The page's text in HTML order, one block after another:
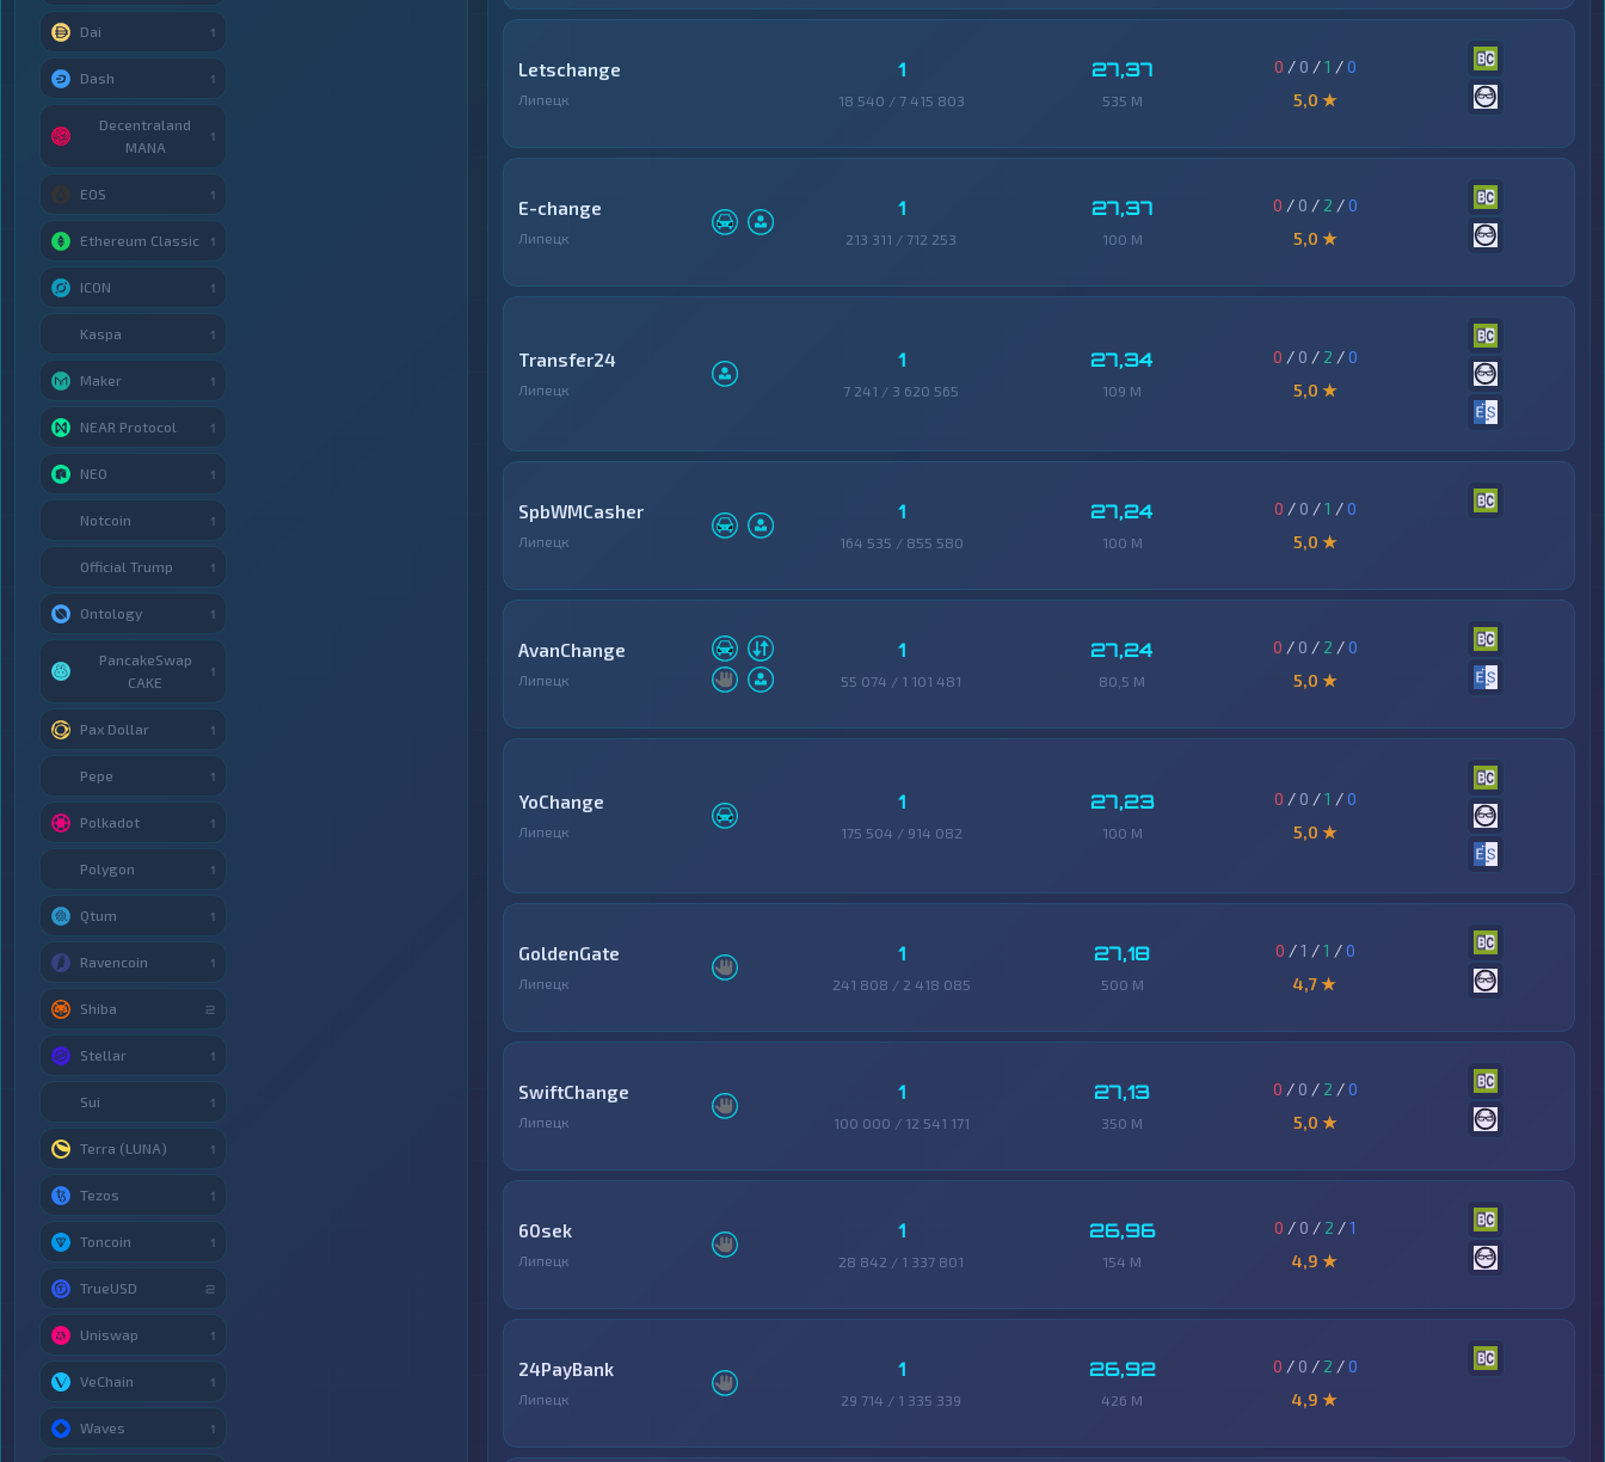
Letschange
Липецк
1
18 540 / 7 415 803
27,37
535 M
0 / 0 /1 /0
5,0 ★
E-change
Липецк
1
213 311 / 712 253
27,37
100 M
0 / 0 / 2 /0
5,0 ★
Transfer24
Липецк
1
7 241 / 3 620 565
27,34
109 M
0 / 0 / 2 /0
5,0 ★
SpbWMCasher
Липецк
1
164 535 / 855 580
27,24
100 M
0 / 0 /1 /0
5,0 ★
AvanChange
Липецк
1
55 074 / 1 101 481
27,24
80,5 M
0 / 0 / 2 /0
5,0 ★
YoChange
Липецк
1
175 504 / 914 082
27,23
100 M
0 / 0 /1 /0
5,0 ★
GoldenGate
Липецк
1
241 808 / 2 418 085
27,18
500 M
0 /1 /1 /0
4,7 ★
SwiftChange
Липецк
1
100 000 / 12 541 171
27,13
350 M
0 / 0 / 2 /0
5,0 ★
60sek
Липецк
1
28 842 / 1 337 801
26,96
154 M
0 / 0 / 2 /1
4,9 ★
24PayBank
Липецк
1
29 714 / 1 335 339
26,92
426 M
0 / 0 / 2 /0
4,9 ★
Dai 1
Dash 1
Decentraland
MANA
1
EOS 1
Ethereum Classic 1
ICON 1
Kaspa 1
Maker 1
NEAR Protocol 1
NEO 1
Notcoin 1
Official Trump 1
Ontology 1
PancakeSwap
CAKE
1
Pax Dollar 1
Pepe 1
Polkadot 1
Polygon 1
Qtum 1
Ravencoin 1
Shiba 2
Stellar 1
Sui 1
Terra (LUNA) 1
Tezos 1
Toncoin 1
TrueUSD 2
Uniswap 1
VeChain 1
Waves 1